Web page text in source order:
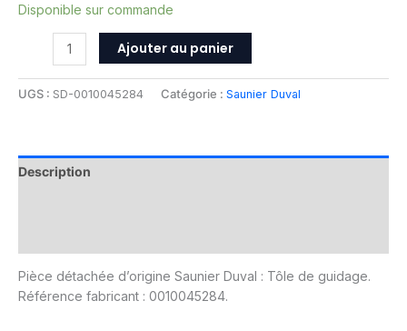
Disponible sur commande
Ajouter au panier
UGS : SD-0010045284 Catégorie : Saunier Duval
Description
Pièce détachée d’origine Saunier Duval : Tôle de guidage.
Référence fabricant : 0010045284.